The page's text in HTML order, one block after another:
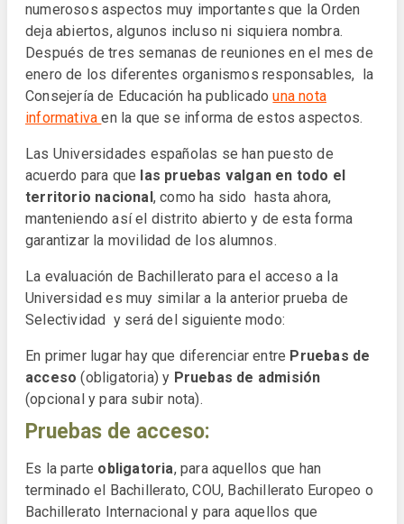
numerosos aspectos muy importantes que la Orden
deja abiertos, algunos incluso ni siquiera nombra.
Después de tres semanas de reuniones en el mes de
enero de los diferentes organismos responsables, la
Consejería de Educación ha publicadouna nota
informativaen la que se informa de estos aspectos.
Las Universidades españolas se han puesto de
acuerdo para que las pruebas valgan en todo el
territorio nacional, como ha sido hasta ahora,
manteniendo así el distrito abierto y de esta forma
garantizar la movilidad de los alumnos.
La evaluación de Bachillerato para el acceso a la
Universidad es muy similar a la anterior prueba de
Selectividad y será del siguiente modo:
En primer lugar hay que diferenciar entre Pruebas de
acceso (obligatoria) y Pruebas de admisión
(opcional y para subir nota).
Pruebas de acceso:
Es la parte obligatoria, para aquellos que han
terminado el Bachillerato, COU, Bachillerato Europeo o
Bachillerato Internacional y para aquellos que